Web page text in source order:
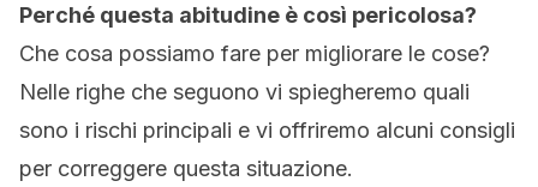
Perché questa abitudine è così pericolosa?
Che cosa possiamo fare per migliorare le cose?
Nelle righe che seguono vi spiegheremo quali
sono i rischi principali e vi offriremo alcuni consigli
per correggere questa situazione.